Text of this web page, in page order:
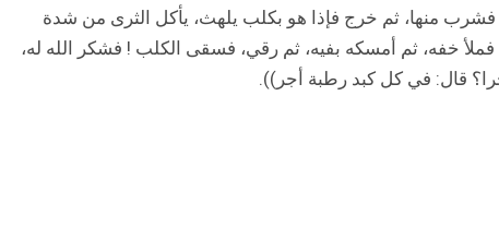
منها، ثم خرج فإذا هو بكلب يلهث، يأكل الثرى من شدة
خفه، ثم أمسكه بفيه، ثم رقي، فسقى الكلب ! فشكر الله له،
قال: في كل كبد رطبة أجر)).